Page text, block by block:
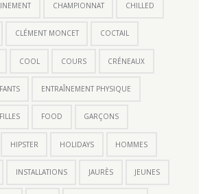
CHAMPIONNAT CHILLED
CLÉMENT MONCET COCTAIL
COOL COURS CRÉNEAUX
ENTRAÎNEMENT PHYSIQUE
FILLES FOOD GARÇONS
HIPSTER HOLIDAYS HOMMES
INSTALLATIONS JAURÈS JEUNES